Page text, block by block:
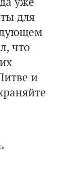
для
что
и